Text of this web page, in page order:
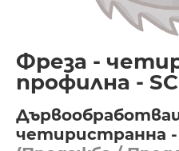
Фреза -
профилна -
четиристранна